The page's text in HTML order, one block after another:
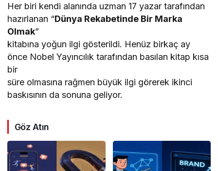
Her biri kendi alanında uzman 17 yazar tarafından
hazırlanan “Dünya Rekabetinde Bir Marka
Olmak”
kitabına yoğun ilgi gösterildi. Henüz birkaç ay
önce Nobel Yayıncılık tarafından basılan kitap kısa
bir
süre olmasına rağmen büyük ilgi görerek ikinci
baskısının da sonuna geliyor.
Göz Atın